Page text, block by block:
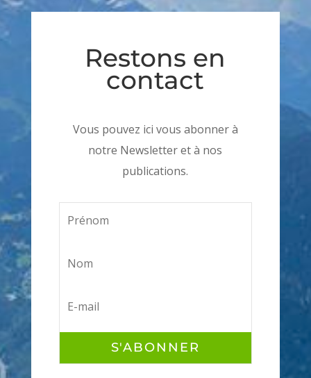
Restons en
contact
Vous pouvez ici vous abonner à
notre Newsletter et à nos
publications.
S'ABONNER